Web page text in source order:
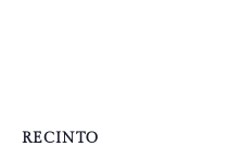
RECINTO